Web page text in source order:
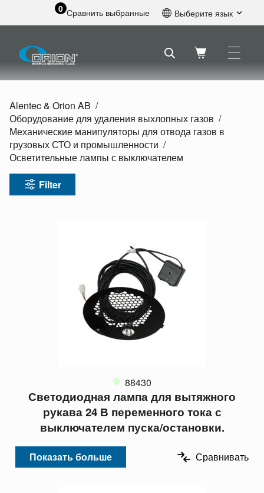
0 Сравнить выбранные Выберите язык
Шведский
Голландский
Alentec & Orion AB
Оборудование для удаления выхлопных газов
Механические манипуляторы для отвода газов в
грузовых СТО и промышленности
Осветительные лампы с выключателем
Filter
88430
Светодиодная лампа для вытяжного
рукава 24 В переменного тока с
выключателем пуска/остановки.
Показать больше Сравнивать